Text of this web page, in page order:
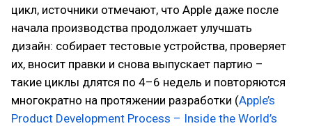
цикл, источники отмечают, что Apple даже после
начала производства продолжает улучшать
дизайн: собирает тестовые устройства, проверяет
их, вносит правки и снова выпускает партию –
такие циклы длятся по 4–6 недель и повторяются
многократно на протяжении разработки (Apple’s
Product Development Process – Inside the World’s